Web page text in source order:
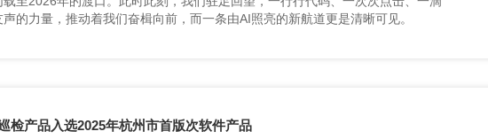
的力量，推动着我们奋楫向前，而一条由AI照亮的新航道更是清晰可见。
检产品入选2025年杭州市首版次软件产品